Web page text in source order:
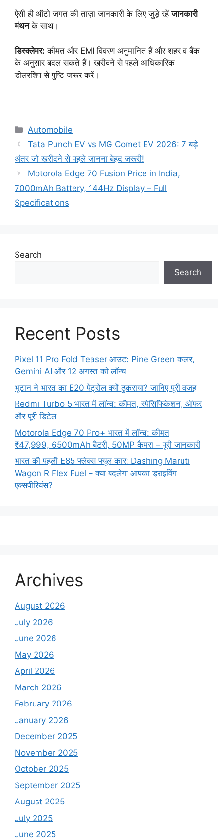
ऐसी ही ऑटो जगत की ताज़ा जानकारी के लिए जुड़े रहेंजानकारी
मंथनके साथ।
डिस्क्लेमर: कीमत और EMI विवरण अनुमानित हैं और शहर व बैंक
के अनुसार बदल सकते हैं। खरीदने से पहले आधिकारिक
डीलरशिप से पुष्टि जरूर करें।
Categories
Automobile
Tata Punch EV vs MG Comet EV 2026: 7 बड़े
अंतर जो खरीदने से पहले जानना बेहद जरूरी!
Motorola Edge 70 Fusion Price in India,
7000mAh Battery, 144Hz Display – Full
Specifications
Search
Search
Recent Posts
Pixel 11 Pro Fold Teaser आउट: Pine Green कलर,
Gemini AI और 12 अगस्त को लॉन्च
भूटान ने भारत का E20 पेट्रोल क्यों ठुकराया? जानिए पूरी वजह
Redmi Turbo 5 भारत में लॉन्च: कीमत, स्पेसिफिकेशन, ऑफर
और पूरी डिटेल
Motorola Edge 70 Pro+ भारत में लॉन्च: कीमत
₹47,999, 6500mAh बैटरी, 50MP कैमरा – पूरी जानकारी
भारत की पहली E85 फ्लेक्स फ्यूल कार: Dashing Maruti
Wagon R Flex Fuel – क्या बदलेगा आपका ड्राइविंग
एक्सपीरियंस?
Archives
August 2026
July 2026
June 2026
May 2026
April 2026
March 2026
February 2026
January 2026
December 2025
November 2025
October 2025
September 2025
August 2025
July 2025
June 2025